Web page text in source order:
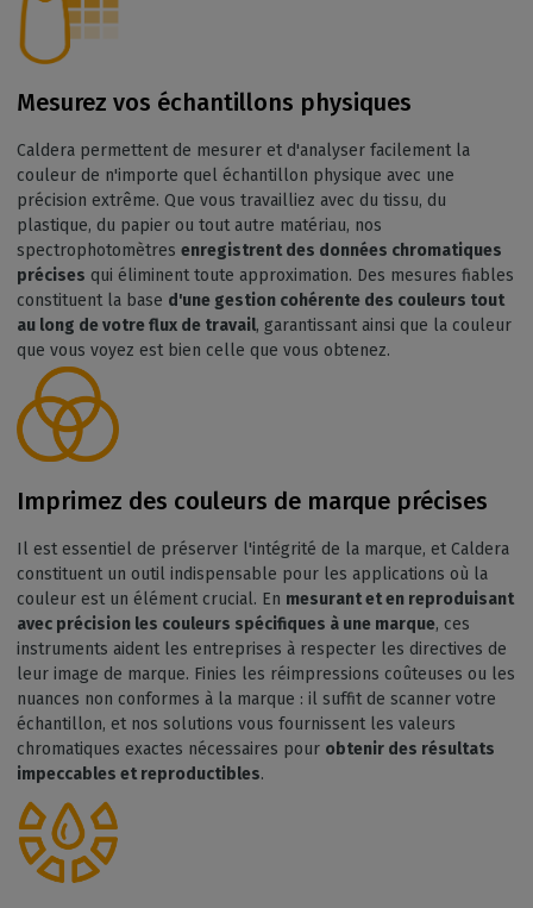
Mesurez vos échantillons physiques
Caldera permettent de mesurer et d'analyser facilement la
couleur de n'importe quel échantillon physique avec une
précision extrême. Que vous travailliez avec du tissu, du
plastique, du papier ou tout autre matériau, nos
spectrophotomètres enregistrent des données chromatiques
précises qui éliminent toute approximation. Des mesures fiables
constituent la base d'une gestion cohérente des couleurs tout
au long de votre flux de travail, garantissant ainsi que la couleur
que vous voyez est bien celle que vous obtenez.
Imprimez des couleurs de marque précises
Il est essentiel de préserver l'intégrité de la marque, et Caldera
constituent un outil indispensable pour les applications où la
couleur est un élément crucial. En mesurant et en reproduisant
avec précision les couleurs spécifiques à une marque, ces
instruments aident les entreprises à respecter les directives de
leur image de marque. Finies les réimpressions coûteuses ou les
nuances non conformes à la marque : il suffit de scanner votre
échantillon, et nos solutions vous fournissent les valeurs
chromatiques exactes nécessaires pour obtenir des résultats
impeccables et reproductibles.